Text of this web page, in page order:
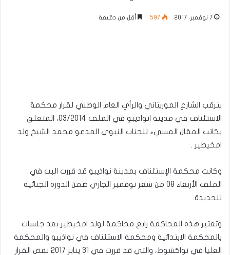
7 نوفمبر، 2017 597 أقل من دقيقة
يترقب الشارع الموريتاني والرأي العام الوطني لقرار محكمة
الاستئناف في مدينة انواذيبو في الملف 03/2014، المتعلق
بكاتب المقال المسيء للجناب النبوي المدعو محمد الشيخ ولد
امخيطير .
وكانت محكمة الإستئناف بمدينة نواذيبو قد قررت البت في
الملف الأربعاء 08 من شعر نوفمبر الجاري ضمن الدورة الجنائية
للجديدة.
وتعتبر هذه المحاكمة رابع محاكمة لولد امخيطير بعد جلسات
بالمحكمة الابتدائية ومحكمة الاستئناف في نواذيبو والمحكمة
العليا في نواكشوط، والتي قد قررت في 31 يناير 2017 نقض القرار